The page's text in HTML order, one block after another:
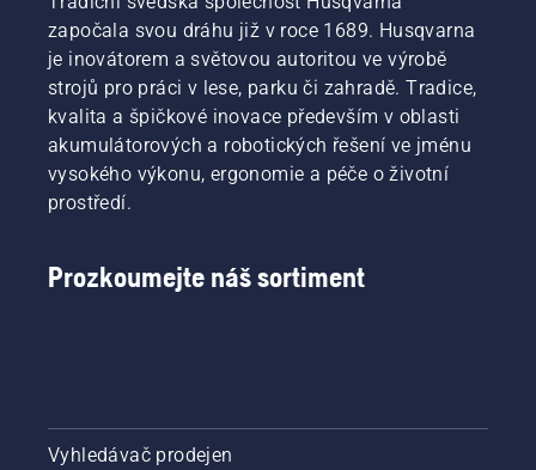
pokynů
v tomto
krátkém
videu se
dozvíte,
jak
zkontrolovat,
zda
systém
vaší pily
funguje
Spusťte
řetězovou
oleje,
oba jsou
ukázány
v tomto
videu.
započala svou dráhu již v roce 1689. Husqvarna
je inovátorem a světovou autoritou ve výrobě
strojů pro práci v lese, parku či zahradě. Tradice,
kvalita a špičkové inovace především v oblasti
akumulátorových a robotických řešení ve jménu
vysokého výkonu, ergonomie a péče o životní
prostředí.
Prozkoumejte náš sortiment
Vyhledávač prodejen